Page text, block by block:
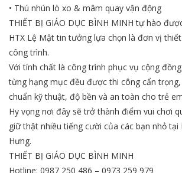
• Thú nhún lò xo & mâm quay vận động
THIẾT BỊ GIÁO DỤC BÌNH MINH tự hào
HTX Lệ Mật tin tưởng lựa chọn là đơn vị
công trình.
Với tính chất là công trình phục vụ cộng
từng hạng mục đều được thi công cẩn
chuẩn kỹ thuật, độ bền và an toàn cho trẻ
Hy vọng nơi đây sẽ trở thành điểm vui chơi
giữ thật nhiều tiếng cười của các bạn nhỏ tại
Hưng.
THIẾT BỊ GIÁO DỤC BÌNH MINH
Hotline: 0987 250 486 – 0973 259 979